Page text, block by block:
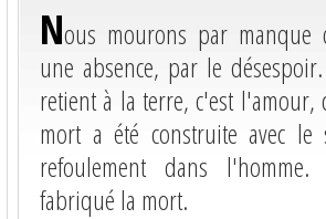
Nous mourons par manque
une absence, par le
retient à la terre, c'est l'amour,
mort a été construite avec le
refoulement dans l'homme.
fabriqué la mort.